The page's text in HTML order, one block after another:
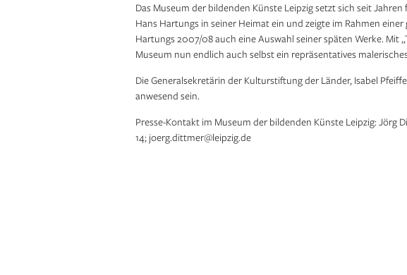
Das Museum der bildenden Künste Leipzig setzt sich seit
Hans Hartungs in seiner Heimat ein und zeigte im Rahmen
Hartungs 2007/08 auch eine Auswahl seiner späten Werke. Mit
Museum nun endlich auch selbst ein repräsentatives
Die Generalsekretärin der Kulturstiftung der Länder, Isabel
anwesend sein.
Presse-Kontakt im Museum der bildenden Künste Leipzig: Jörg
14; joerg.dittmer@leipzig.de